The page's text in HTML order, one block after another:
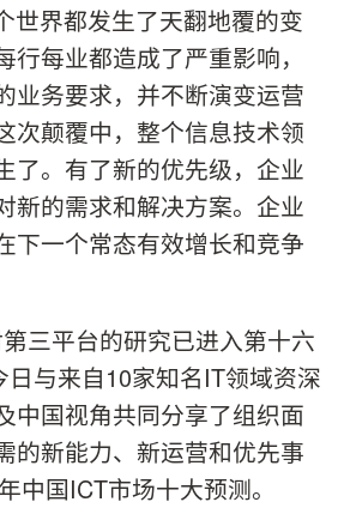
世界都发生了天翻地覆的变
行每业都造成了严重影响，
业务要求，并不断演变运营
次颠覆中，整个信息技术领
了。有了新的优先级，企业
新的需求和解决方案。企业
下一个常态有效增长和竞争
三平台的研究已进入第十六
与来自10家知名IT领域资深
中国视角共同分享了组织面
的新能力、新运营和优先事
国ICT市场十大预测。